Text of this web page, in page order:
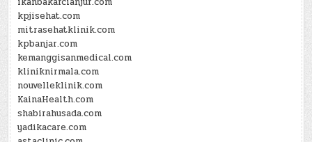
kpjisehat.com
mitrasehatklinik.com
kpbanjar.com
kemanggisanmedical.com
kliniknirmala.com
nouvelleklinik.com
KainaHealth.com
shabirahusada.com
yadikacare.com